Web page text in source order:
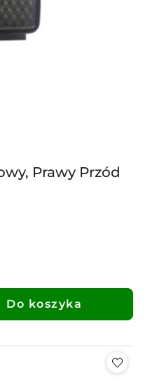
Prawy Przód
Do koszyka